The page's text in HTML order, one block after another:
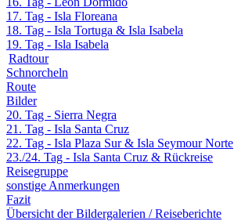
17. Tag - Isla Floreana
18. Tag - Isla Tortuga & Isla Isabela
19. Tag - Isla Isabela
Radtour
Schnorcheln
Route
Bilder
20. Tag - Sierra Negra
21. Tag - Isla Santa Cruz
22. Tag - Isla Plaza Sur & Isla Seymour Norte
23./24. Tag - Isla Santa Cruz & Rückreise
Reisegruppe
sonstige Anmerkungen
Fazit
Übersicht der Bildergalerien / Reiseberichte